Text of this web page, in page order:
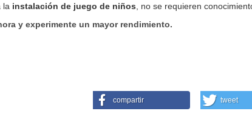
la instalación de juego de niños , no se requieren
y experimente un mayor rendimiento.
compartir tweet